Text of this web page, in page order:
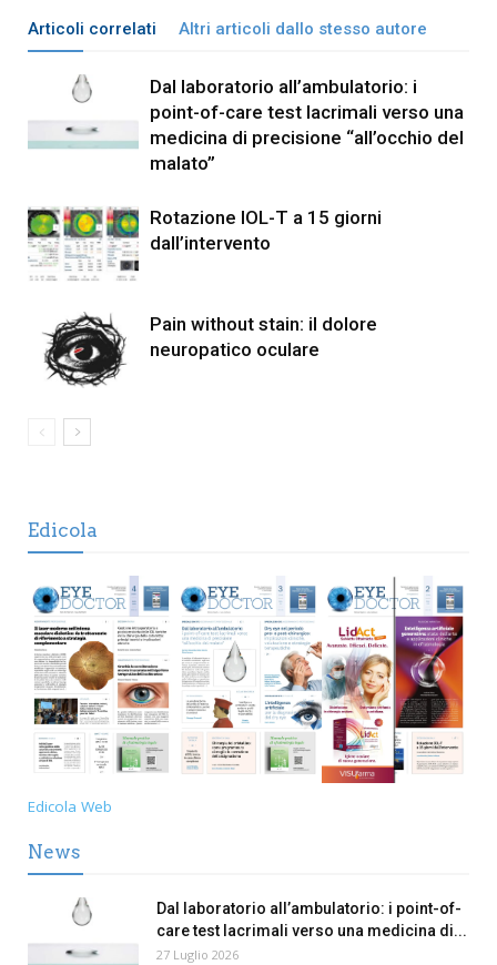
Articoli correlati Altri articoli dallo stesso autore
Dal laboratorio all’ambulatorio: i
point-of-care test lacrimali verso una
medicina di precisione “all’occhio del
malato”
Rotazione IOL-T a 15 giorni
dall’intervento
Pain without stain: il dolore
neuropatico oculare
Edicola
Edicola Web
News
Dal laboratorio all’ambulatorio: i point-of-
care test lacrimali verso una medicina di...
27 Luglio 2026